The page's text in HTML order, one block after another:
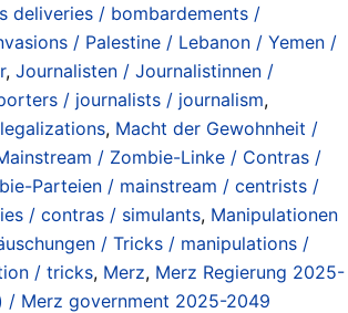
deliveries / bombardements /
/ Palestine / Lebanon / Yemen /
, Journalisten / Journalistinnen /
/ journalists / journalism,
, Macht der Gewohnheit /
/ Zombie-Linke / Contras /
Parteien / mainstream / centrists /
/ contras / simulants, Manipulationen
/ Tricks / manipulations /
/ tricks, Merz, Merz Regierung 2025-
/ Merz government 2025-2049